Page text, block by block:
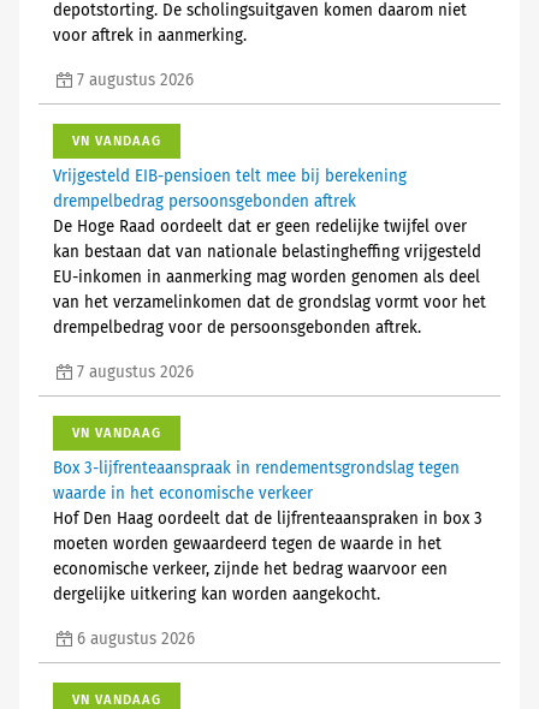
depotstorting. De scholingsuitgaven komen daarom niet
voor aftrek in aanmerking.
7 augustus 2026
VN VANDAAG
Vrijgesteld EIB-pensioen telt mee bij berekening
drempelbedrag persoonsgebonden aftrek
De Hoge Raad oordeelt dat er geen redelijke twijfel over
kan bestaan dat van nationale belastingheffing vrijgesteld
EU-inkomen in aanmerking mag worden genomen als deel
van het verzamelinkomen dat de grondslag vormt voor het
drempelbedrag voor de persoonsgebonden aftrek.
7 augustus 2026
VN VANDAAG
Box 3-lijfrenteaanspraak in rendementsgrondslag tegen
waarde in het economische verkeer
Hof Den Haag oordeelt dat de lijfrenteaanspraken in box 3
moeten worden gewaardeerd tegen de waarde in het
economische verkeer, zijnde het bedrag waarvoor een
dergelijke uitkering kan worden aangekocht.
6 augustus 2026
VN VANDAAG